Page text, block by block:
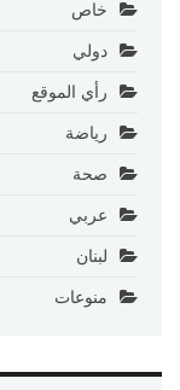
خاص
دولي
رأي الموقع
رياضة
صحة
عربي
لبنان
منوعات